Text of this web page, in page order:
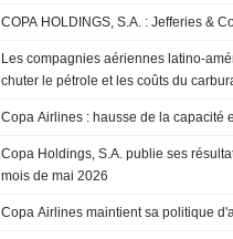
COPA HOLDINGS,
Les compagnies aériennes latino-
chuter le pétrole et les coûts du
Copa Airlines : hausse de la capacité
Copa Holdings, S.A. publie ses
mois de mai 2026
Copa Airlines maintient sa politique